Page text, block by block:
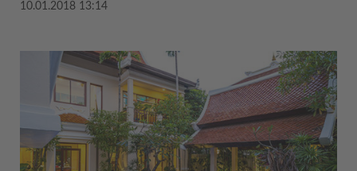
10.01.2018 13:14